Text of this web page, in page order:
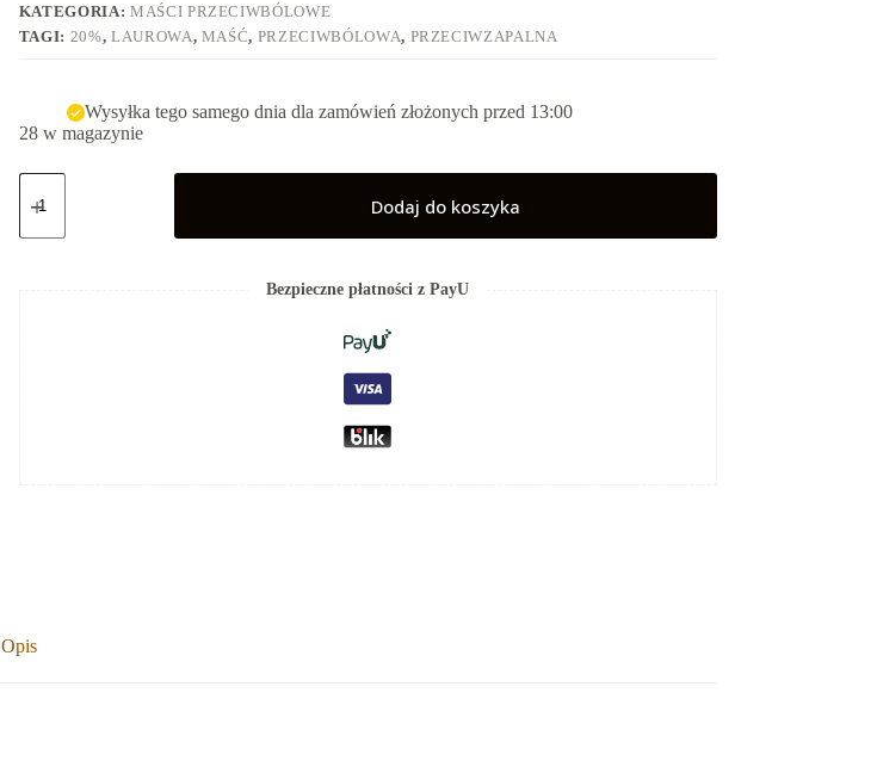
KATEGORIA: MAŚCI PRZECIWBÓLOWE
TAGI: 20%, LAUROWA, MAŚĆ, PRZECIWBÓLOWA, PRZECIWZAPALNA
Wysyłka tego samego dnia dla zamówień złożonych przed 13:00
28 w magazynie
ilość
Laurocann
20%
Dodaj do koszyka
Bezpieczne płatności z PayU
Opis